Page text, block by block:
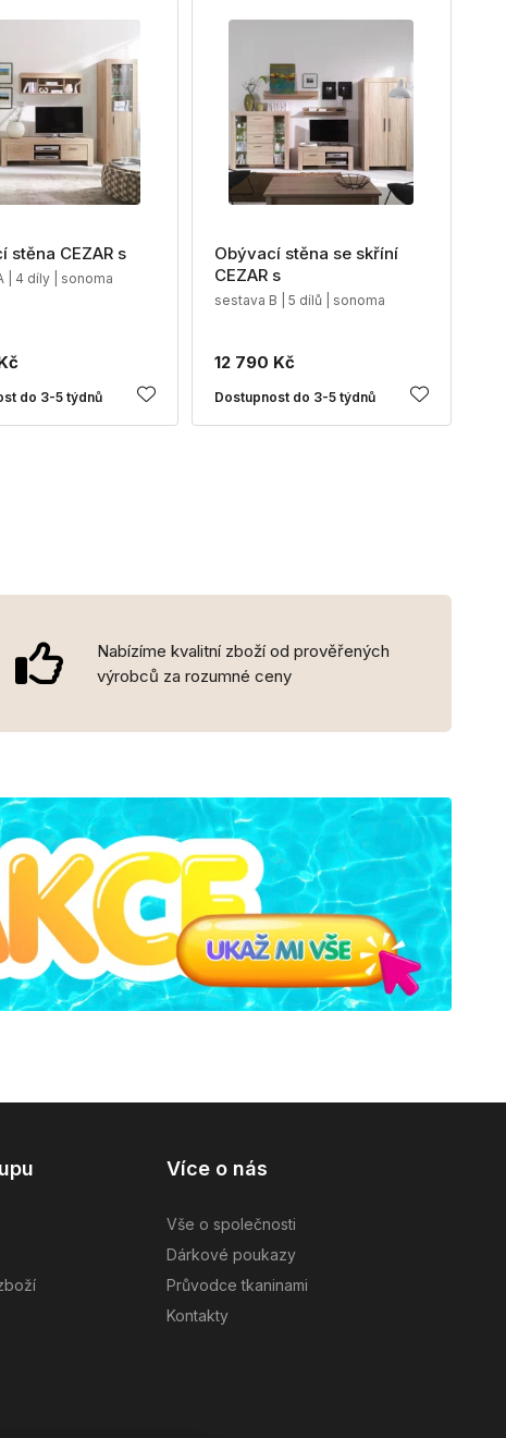
stěna CEZAR s
| 4 díly | sonoma
do 3-5 týdnů
Obývací stěna se skříní
CEZAR s
sestava B | 5 dílů | sonoma
12 790 Kč
Dostupnost do 3-5 týdnů
Nabízíme kvalitní zboží od prověřených
výrobců za rozumné ceny
Více o nás
Vše o společnosti
Dárkové poukazy
Průvodce tkaninami
Kontakty